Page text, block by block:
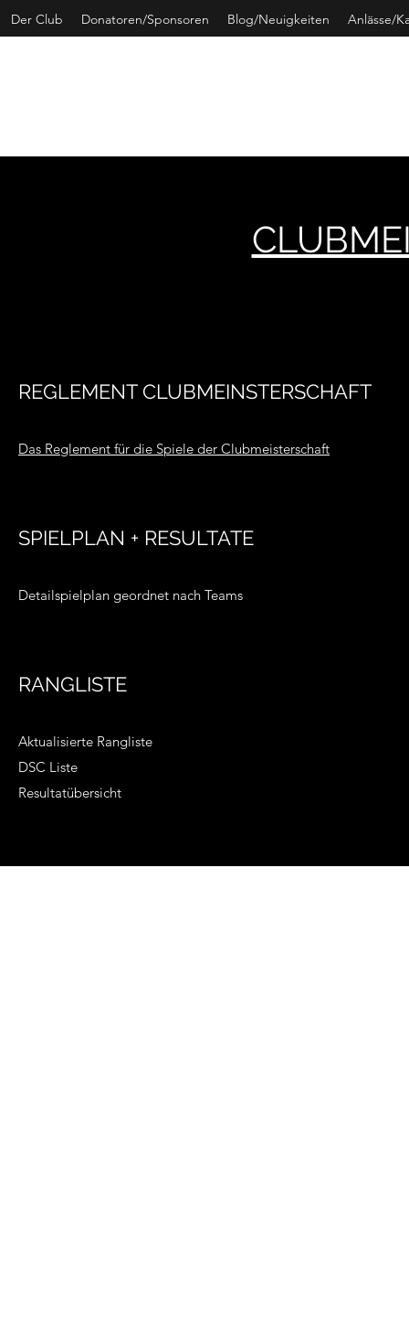
Der Club Donatoren/Sponsoren Blog/Neuigkeiten Anlässe/
REGLEMENT CLUBMEINSTERSCHAFT
Das Reglement für die Spiele der Clubmeisterschaft
SPIELPLAN + RESULTATE
Detailspielplan geordnet nach Teams
RANGLISTE
Aktualisierte Rangliste
DSC Liste
Resultatübersicht